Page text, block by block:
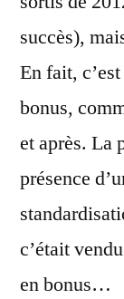
succès),
En fait,
bonus,
et après. La
présence
c’était
en bonus…